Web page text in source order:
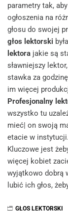
parametry tak, aby
ogłoszenia na
głosu do swojej
głos lektorski
lektora jakie są
sławniejszy
stawka za
im więcej
Profesjonalny
wszystko tu
mieć| on swoją
etacie w
Kluczowe jest
więcej kobiet
wyjątkowo dobrą
lubić ich głos,
GŁOS LEKTORSKI